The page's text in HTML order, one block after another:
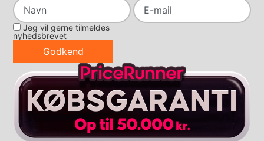
Jeg vil gerne tilmeldes
nyhedsbrevet
Godkend